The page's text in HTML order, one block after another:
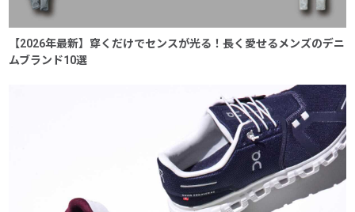
【2026年最新】穿くだけでセンスが光る！長く愛せるメンズのデニ
ムブランド10選